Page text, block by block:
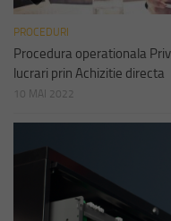
PROCEDURI
Procedura operationala
lucrari prin Achizitie directa
10 MAI 2022